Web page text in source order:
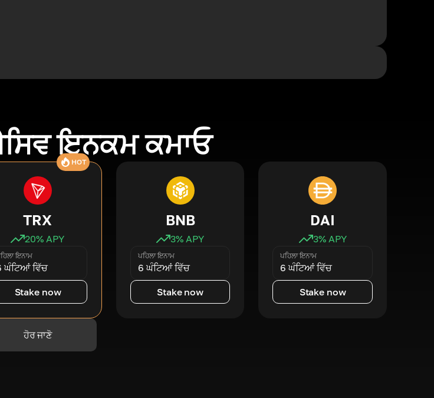
ਇਨਕਮ ਕਮਾਓ
HOT
TRX
20% APY
ਇਨਾਮ
ਘੰਟਿਆਂ ਵਿੱਚ
Stake now
BNB
3% APY
ਪਹਿਲਾ ਇਨਾਮ
6 ਘੰਟਿਆਂ ਵਿੱਚ
Stake now
DAI
3% APY
ਪਹਿਲਾ ਇਨਾਮ
6 ਘੰਟਿਆਂ ਵਿੱਚ
Stake now
ਹੋਰ ਜਾਣੋ